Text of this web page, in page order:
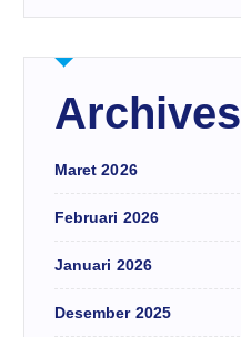
Archives
Maret 2026
Februari 2026
Januari 2026
Desember 2025